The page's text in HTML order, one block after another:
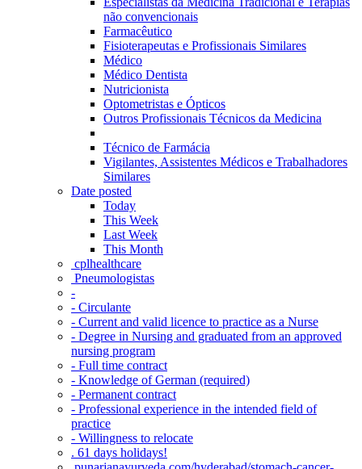
não convencionais
Farmacêutico
Fisioterapeutas e Profissionais Similares
Médico
Médico Dentista
Nutricionista
Optometristas e Ópticos
Outros Profissionais Técnicos da Medicina
Técnico de Farmácia
Vigilantes, Assistentes Médicos e Trabalhadores
Similares
Date posted
Today
This Week
Last Week
This Month
‎ cplhealthcare‬
Pneumologistas
-
- Circulante
- Current and valid licence to practice as a Nurse
- Degree in Nursing and graduated from an approved
nursing program
- Full time contract
- Knowledge of German (required)
- Permanent contract
- Professional experience in the intended field of
practice
- Willingness to relocate
. 61 days holidays!